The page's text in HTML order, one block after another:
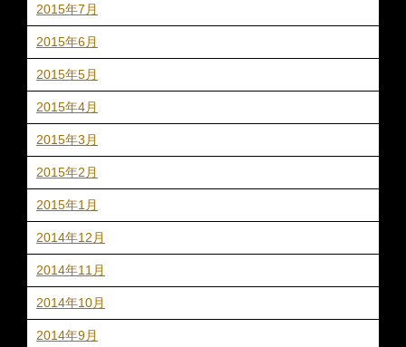
2015年7月
2015年6月
2015年5月
2015年4月
2015年3月
2015年2月
2015年1月
2014年12月
2014年11月
2014年10月
2014年9月